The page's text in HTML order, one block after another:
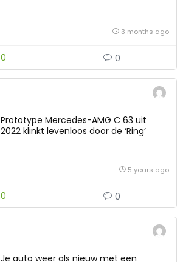
3 months ago
0 0
Prototype Mercedes-AMG C 63 uit
2022 klinkt levenloos door de ‘Ring’
5 years ago
0 0
Je auto weer als nieuw met een